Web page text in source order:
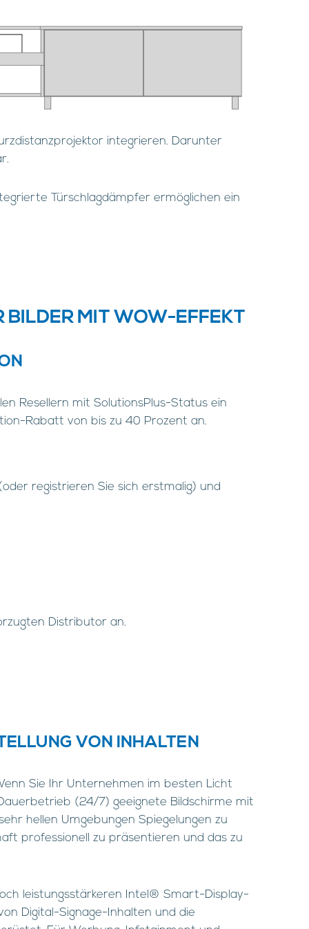
integrieren. Darunter
Türschlagdämpfer ermöglichen ein
BILDER MIT WOW-EFFEKT
Resellern mit SolutionsPlus-Status ein
Rabatt von bis zu 40 Prozent an.
registrieren Sie sich erstmalig) und
Distributor an.
VON INHALTEN
Sie Ihr Unternehmen im besten Licht
(24/7) geeignete Bildschirme mit
hellen Umgebungen Spiegelungen zu
professionell zu präsentieren und das zu
leistungsstärkeren Intel® Smart-Display-
Digital-Signage-Inhalten und die